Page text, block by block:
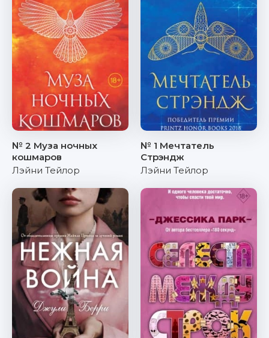
№ 2 Муза ночных
кошмаров
Лэйни Тейлор
№ 1 Мечтатель
Стрэндж
Лэйни Тейлор